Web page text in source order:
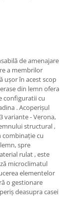
de amenajare
a membrilor
ușor în acest scop
din lemn ofera
configuratii cu
. Acoperișul
variante - Verona,
structural ,
cu
spre
rulat , este
microclimatul
elementelor
o gestionare
deasupra casei